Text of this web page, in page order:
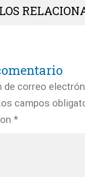
de correo
campos
*